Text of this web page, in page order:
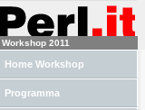
Workshop 2011
Home Workshop
Programma